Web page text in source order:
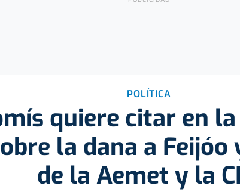
POLÍTICA
quiere citar en
la dana a
de la Aemet y la